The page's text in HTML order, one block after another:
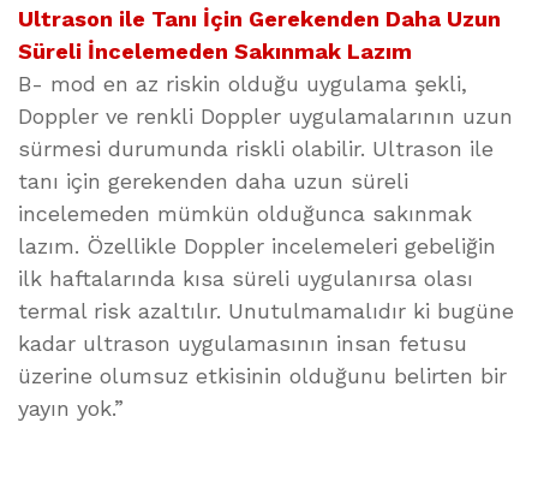
Ultrason ile Tanı İçin Gerekenden Daha Uzun
Süreli İncelemeden Sakınmak Lazım
B- mod en az riskin olduğu uygulama şekli,
Doppler ve renkli Doppler uygulamalarının uzun
sürmesi durumunda riskli olabilir. Ultrason ile
tanı için gerekenden daha uzun süreli
incelemeden mümkün olduğunca sakınmak
lazım. Özellikle Doppler incelemeleri gebeliğin
ilk haftalarında kısa süreli uygulanırsa olası
termal risk azaltılır. Unutulmamalıdır ki bugüne
kadar ultrason uygulamasının insan fetusu
üzerine olumsuz etkisinin olduğunu belirten bir
yayın yok.”